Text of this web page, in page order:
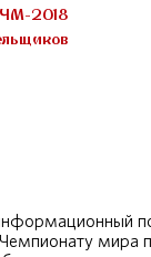
ЧМ-2018
Чемпионату